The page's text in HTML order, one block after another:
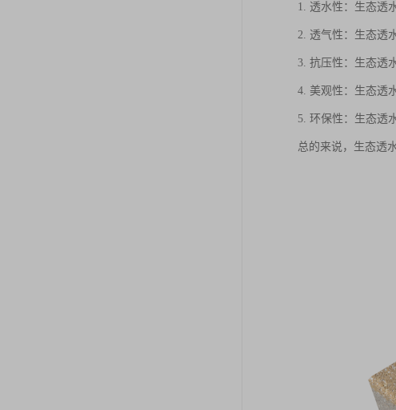
1. 透水性：生态透
2. 透气性：生态透
3. 抗压性：生态透
4. 美观性：生态透
5. 环保性：生态透
总的来说，生态透